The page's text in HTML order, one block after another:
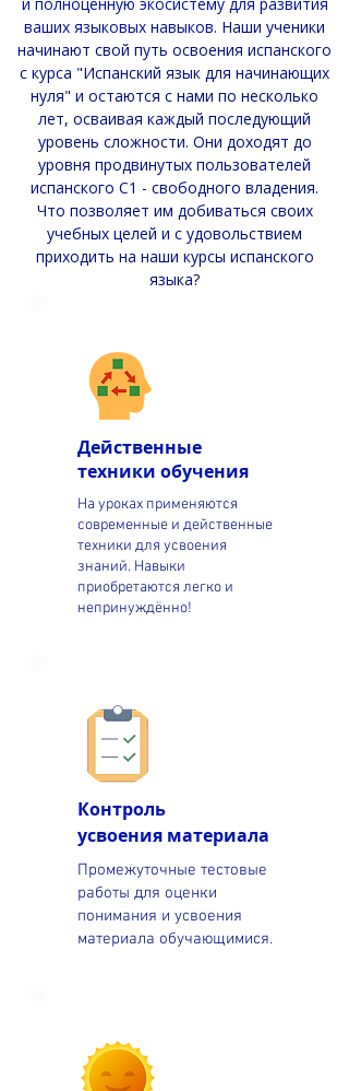
ваших языковых навыков. Наши ученики
начинают свой путь освоения испанского
с курса "Испанский язык для начинающих
нуля" и остаются с нами по несколько
лет, осваивая каждый последующий
уровень сложности. Они доходят до
уровня продвинутых пользователей
испанского C1 - свободного владения.
Что позволяет им добиваться своих
учебных целей и с удовольствием
приходить на наши курсы испанского
языка?
Действенные
техники обучения
На уроках применяются
современные и действенные
техники для усвоения
знаний. Навыки
приобретаются легко и
непринуждённо!
Контроль
усвоения материала
Промежуточные тестовые
работы для оценки
понимания и усвоения
материала обучающимися.